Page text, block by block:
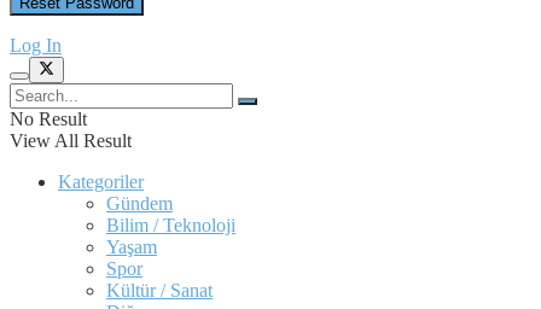
Log In
No Result
View All Result
Kategoriler
Gündem
Bilim / Teknoloji
Yaşam
Spor
Kültür / Sanat